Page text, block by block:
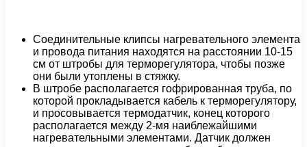
Соединительные клипсы нагревательного элемента
и провода питания находятся на расстоянии 10-15
см от штробы для терморегулятора, чтобы позже
они были утоплены в стяжку.
В штробе располагается гофрированная труба, по
которой прокладывается кабель к терморегулятору,
и просовывается термодатчик, конец которого
располагается между 2-мя наиблежайшими
нагревательными элементами. Датчик должен